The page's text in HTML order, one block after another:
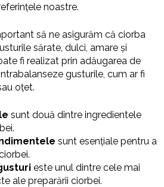
noastre.
să ne asigurăm că ciorba
sărate, dulci, amare și
fi realizat prin adăugarea de
gusturile, cum ar fi
oțet.
sunt două dintre ingredientele
sunt esențiale pentru a
este unul dintre cele mai
ale preparării ciorbei.